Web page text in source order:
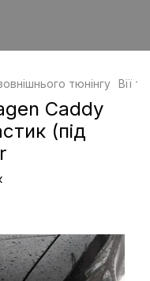
тюнінгу Вії
Caddy
(під